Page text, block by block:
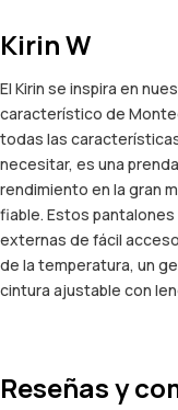
Kirin W
El Kirin se inspira en
característico de
todas las
necesitar, es una
rendimiento en la gran
fiable. Estos
externas de fácil
de la temperatura, un
cintura ajustable con
Reseñas y